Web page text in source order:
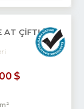
AT ÇİFTLİĞİ
$